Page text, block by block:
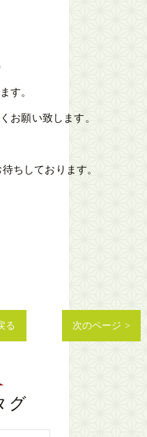
す。
お願い致します。
ちしております。
る 次のページ >
グ